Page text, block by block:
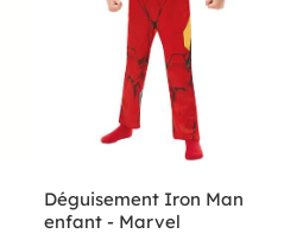
Déguisement Iron Man
enfant - Marvel